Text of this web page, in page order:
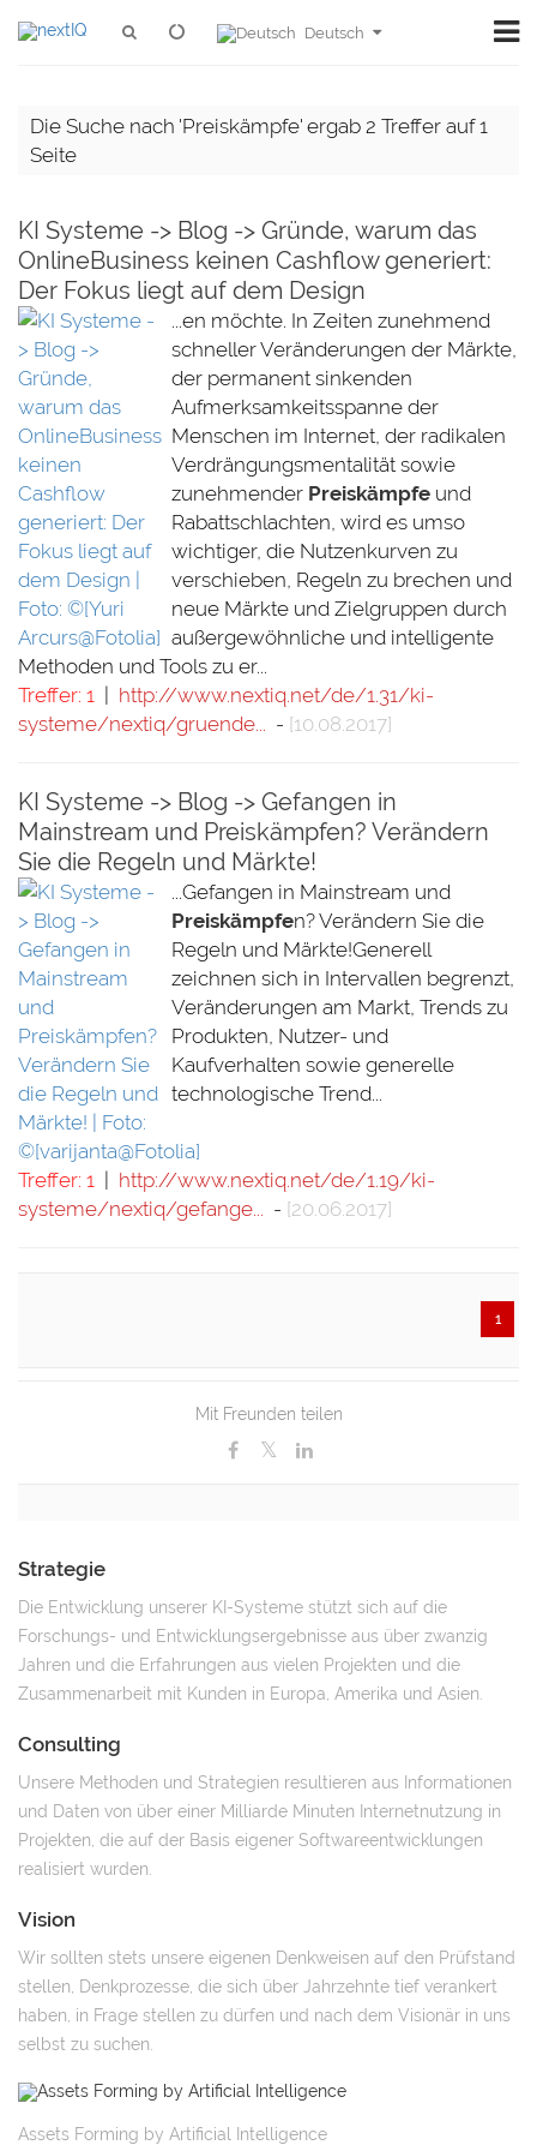
Deutsch
Die Suche nach 'Preiskämpfe' ergab 2 Treffer auf 1
Seite
KI Systeme -> Blog -> Gründe, warum das
OnlineBusiness keinen Cashflow generiert:
Der Fokus liegt auf dem Design
...en möchte. In Zeiten zunehmend
schneller Veränderungen der Märkte,
der permanent sinkenden
Aufmerksamkeitsspanne der
Menschen im Internet, der radikalen
Verdrängungsmentalität sowie
zunehmender Preiskämpfe und
Rabattschlachten, wird es umso
wichtiger, die Nutzenkurven zu
verschieben, Regeln zu brechen und
neue Märkte und Zielgruppen durch
außergewöhnliche und intelligente
Methoden und Tools zu er...
Treffer: 1
http://www.nextiq.net/de/1.31/ki-
systeme/nextiq/gruende... - [10.08.2017]
KI Systeme -> Blog -> Gefangen in
Mainstream und Preiskämpfen? Verändern
Sie die Regeln und Märkte!
...Gefangen in Mainstream und
Preiskämpfen? Verändern Sie die
Regeln und Märkte!Generell
zeichnen sich in Intervallen begrenzt,
Veränderungen am Markt, Trends zu
Produkten, Nutzer- und
Kaufverhalten sowie generelle
technologische Trend...
Treffer: 1
http://www.nextiq.net/de/1.19/ki-
systeme/nextiq/gefange... - [20.06.2017]
1
Mit Freunden teilen
Strategie
Die Entwicklung unserer KI-Systeme stützt sich auf die
Forschungs- und Entwicklungsergebnisse aus über zwanzig
Jahren und die Erfahrungen aus vielen Projekten und die
Zusammenarbeit mit Kunden in Europa, Amerika und Asien.
Consulting
Unsere Methoden und Strategien resultieren aus Informationen
und Daten von über einer Milliarde Minuten Internetnutzung in
Projekten, die auf der Basis eigener Softwareentwicklungen
realisiert wurden.
Vision
Wir sollten stets unsere eigenen Denkweisen auf den Prüfstand
stellen, Denkprozesse, die sich über Jahrzehnte tief verankert
haben, in Frage stellen zu dürfen und nach dem Visionär in uns
selbst zu suchen.
Assets Forming by Artificial Intelligence